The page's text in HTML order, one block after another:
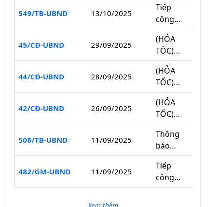
549/TB-UBND 13/10/2025
Tiếp
công
dân
định kỳ
tháng
10 năm
2025
45/CĐ-UBND 29/09/2025
(HỎA
TỐC)
Về việc
tập
trung
khắc
phục
quả
bão số
10 và
ứng
phó
mưa lũ
44/CĐ-UBND 28/09/2025
(HỎA
TỐC)
Về việc
tập
trung
ứng
phó
10 và
mưa lũ,
sạt lở
42/CĐ-UBND 26/09/2025
(HỎA
TỐC)
Về việc
chủ
động
ứng
phó với
506/TB-UBND 11/09/2025
Thông
báo
tiếp
công
dân
482/GM-UBND 11/09/2025
Tiếp
công
dân